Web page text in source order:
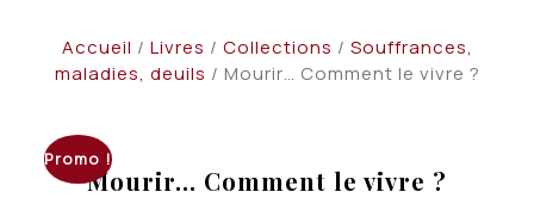
Accueil / Livres / Collections / Souffrances,
maladies, deuils / Mourir… Comment le vivre ?
Promo !
Mourir… Comment le vivre ?